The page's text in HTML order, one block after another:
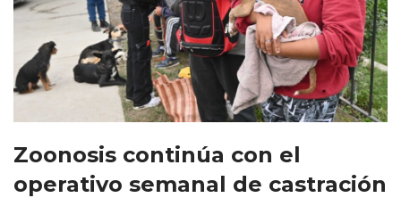
Zoonosis continúa con el
operativo semanal de castración